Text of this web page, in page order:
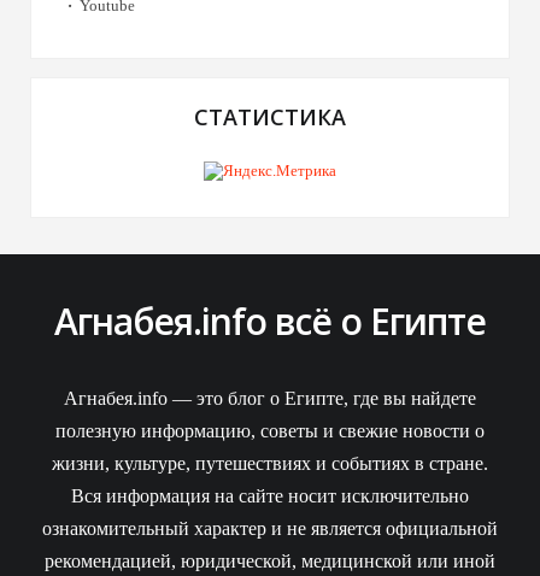
Youtube
СТАТИСТИКА
Агнабея.info всё о Египте
Агнабея.info — это блог о Египте, где вы найдете
полезную информацию, советы и свежие новости о
жизни, культуре, путешествиях и событиях в стране.
Вся информация на сайте носит исключительно
ознакомительный характер и не является официальной
рекомендацией, юридической, медицинской или иной